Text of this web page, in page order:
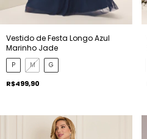
Vestido de Festa Longo Azul
Marinho Jade
P M G
R$499,90